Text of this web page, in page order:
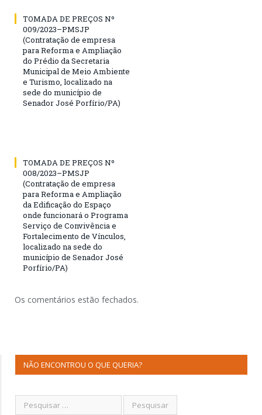
TOMADA DE PREÇOS Nº
009/2023–PMSJP
(Contratação de empresa
para Reforma e Ampliação
do Prédio da Secretaria
Municipal de Meio Ambiente
e Turismo, localizado na
sede do município de
Senador José Porfírio/PA)
TOMADA DE PREÇOS Nº
008/2023–PMSJP
(Contratação de empresa
para Reforma e Ampliação
da Edificação do Espaço
onde funcionará o Programa
Serviço de Convivência e
Fortalecimento de Vínculos,
localizado na sede do
município de Senador José
Porfírio/PA)
Os comentários estão fechados.
NÃO ENCONTROU O QUE QUERIA?